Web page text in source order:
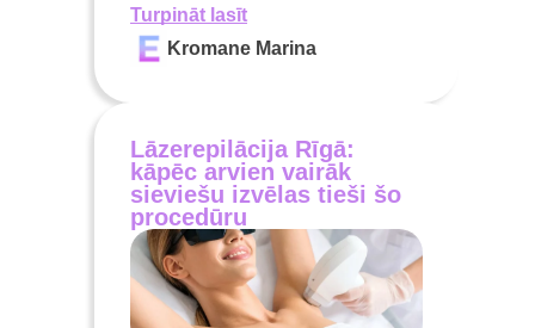
Turpināt lasīt
Kromane Marina
Lāzerepilācija Rīgā:
kāpēc arvien vairāk
sieviešu izvēlas tieši šo
procedūru